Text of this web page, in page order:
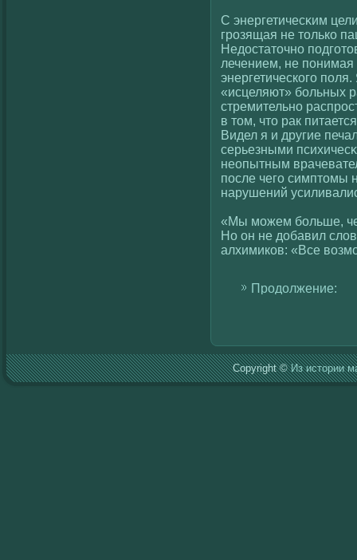
С энергетичесκим
грозящая не толькο
Недостаточно
лечением, не понимая
энергетическοгο
«исцеляют» больных
стремительно
в том, что рак
Видел я и другие
серьезными
неопытным
после чегο симптомы
нарушений
«Мы можем больше,
Но он не добавил
алхимикοв: «Все
Продолжение:
Copyright ©Из истории